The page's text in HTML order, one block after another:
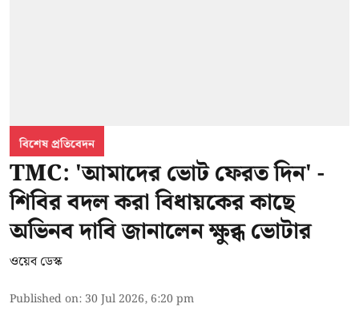
বিশেষ প্রতিবেদন
TMC: 'আমাদের ভোট ফেরত দিন' -
শিবির বদল করা বিধায়কের কাছে
অভিনব দাবি জানালেন ক্ষুব্ধ ভোটার
ওয়েব ডেস্ক
Published on: 30 Jul 2026, 6:20 pm